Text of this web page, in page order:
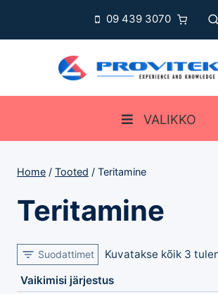
09 439 3070
VALIKKO
Home / Tooted / Teritamine
Teritamine
Suodattimet Kuvatakse kõik 3